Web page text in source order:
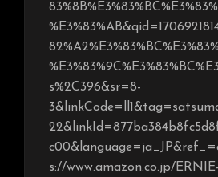
s%2C396&sr=8-
s://www.amazon.co.jp/